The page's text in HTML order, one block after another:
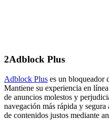
2Adblock Plus
Adblock Plus es un bloqueador
Mantiene su experiencia en
de anuncios molestos y
navegación más rápida y
de contenidos justos mediante